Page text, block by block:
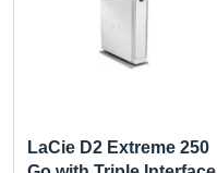
LaCie D2 Extreme 250